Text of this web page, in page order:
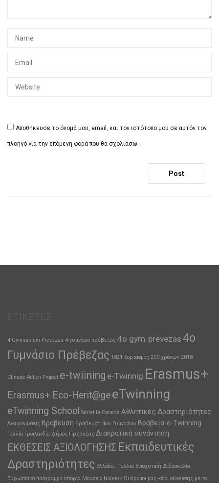
Αποθήκευσε το όνομά μου, email, και τον ιστότοπο μου σε αυτόν τον
πλοηγό για την επόμενη φορά που θα σχολιάσω.
4 Gymnasium Prevezas 4 γυμνάσιο πρέβεζας 4o gym-prevezas 4ο
Γυμνάσιο Πρέβεζας 1821 Εορτασμός 200 χρόνων 2018
Climate Action Project e-twiining e-Twinnig Erasmus+
Erasmus+ Eco-Herit@geeTwinning
eTwinning School Sarlat la Caneda Αθλητικές Δραστηριότητες
Ανακοινώσεις Βράβευση Βράβευση 4ου Γυμνασίου Βραβεία-e-Twinning
Γαλλία Γροιλανδία Δήμος Πρέβεζας Διακρατική συνάντηση
ΕΚΘΕΣΕΙΣ ΑΞΙΟΛΟΓΗΣΗΣ Εκπαιδευτικές
Δραστηριότητες Ελλάδα . Γαλλία Ενισχυτική Διδασκαλία
Ευρωπαϊκό πρόγραμμα Ιστορία Μουσείο Νούουκ Οι δρόμοι μας -οδοί σύνδεσης με το